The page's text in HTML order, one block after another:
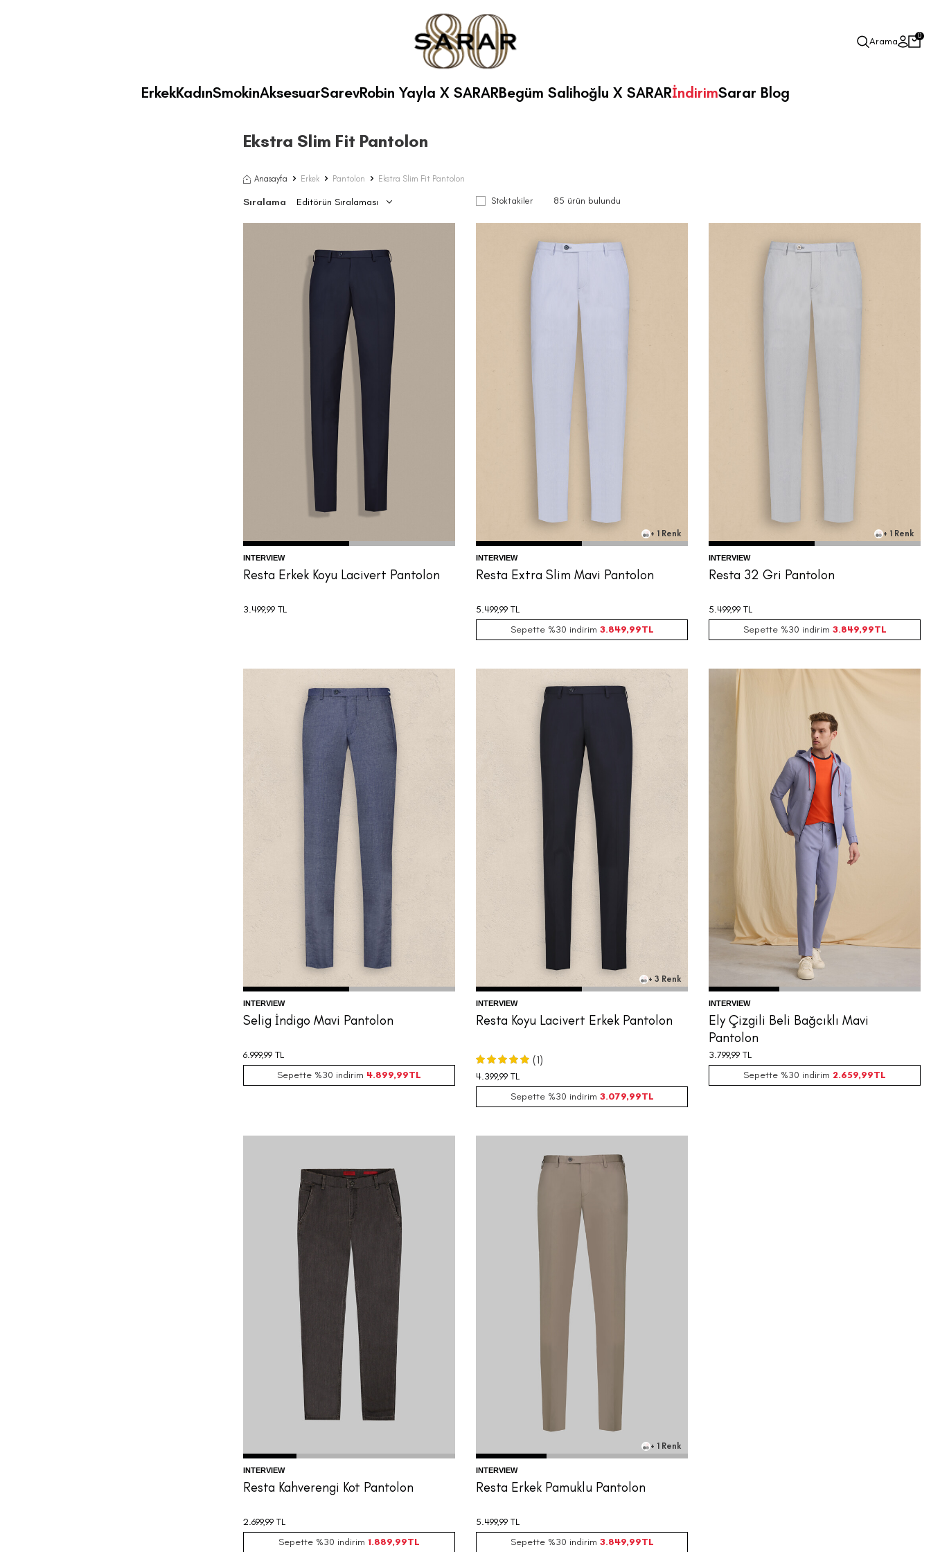
Arama 0
ErkekKadınSmokinAksesuarSarevRobin Yayla X SARARBegüm Salihoğlu X SARARİndirimSarar Blog
Ekstra Slim Fit Pantolon
Anasayfa Erkek Pantolon Ekstra Slim Fit Pantolon
Sıralama Stoktakiler 85 ürün bulundu
INTERVIEW
Resta Erkek Koyu Lacivert Pantolon
3.499,99 TL
+ 1 Renk
INTERVIEW
Resta Extra Slim Mavi Pantolon
5.499,99 TL
Sepette %30 indirim 3.849,99TL
+ 1 Renk
INTERVIEW
Resta 32 Gri Pantolon
5.499,99 TL
Sepette %30 indirim 3.849,99TL
INTERVIEW
Selig İndigo Mavi Pantolon
6.999,99 TL
Sepette %30 indirim 4.899,99TL
50 56
+ 3 Renk
INTERVIEW
Resta Koyu Lacivert Erkek Pantolon
(1)
4.399,99 TL
Sepette %30 indirim 3.079,99TL
44 46 48 50 52
INTERVIEW
Ely Çizgili Beli Bağcıklı Mavi
Pantolon
3.799,99 TL
Sepette %30 indirim 2.659,99TL
46 50 52 56
INTERVIEW
Resta Kahverengi Kot Pantolon
2.699,99 TL
Sepette %30 indirim 1.889,99TL
+ 1 Renk
INTERVIEW
Resta Erkek Pamuklu Pantolon
5.499,99 TL
Sepette %30 indirim 3.849,99TL